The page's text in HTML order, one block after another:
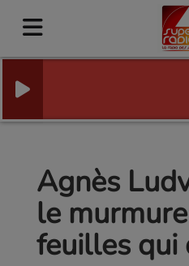
Agnès
le
feuilles qui